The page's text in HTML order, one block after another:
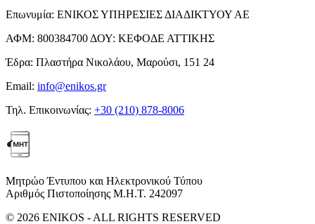
Επωνυμία: ΕΝΙΚΟΣ ΥΠΗΡΕΣΙΕΣ ΔΙΑΔΙΚΤΥΟΥ ΑΕ
ΑΦΜ: 800384700 ΔΟΥ: ΚΕΦΟΔΕ ΑΤΤΙΚΗΣ
Έδρα: Πλαστήρα Νικολάου, Μαρούσι, 151 24
Email: info@enikos.gr
Τηλ. Επικοινωνίας: +30 (210) 878-8006
Μητρώο Έντυπου και Ηλεκτρονικού Τύπου
Αριθμός Πιστοποίησης Μ.Η.Τ. 242097
© 2026 ENIKOS - ALL RIGHTS RESERVED